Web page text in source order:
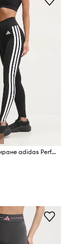
Клин за трениране adidas Performance Essential